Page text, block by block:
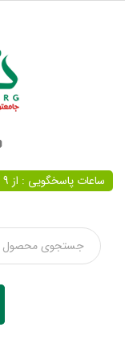
ساعات پاسخگویی : از 9 الی 18